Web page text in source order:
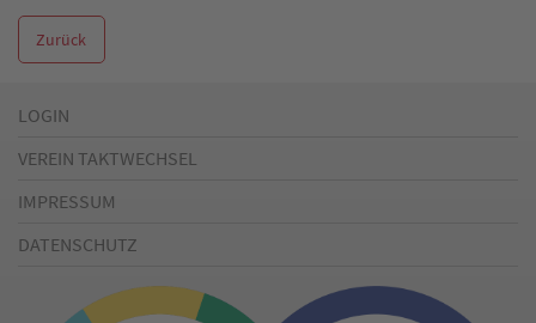
Zurück
LOGIN
VEREIN TAKTWECHSEL
IMPRESSUM
DATENSCHUTZ